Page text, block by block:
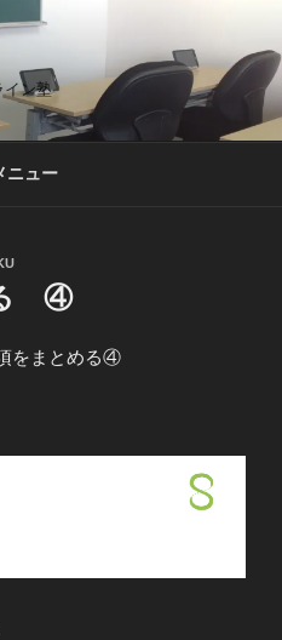
イン塾
ニュー
る ④
をまとめる④